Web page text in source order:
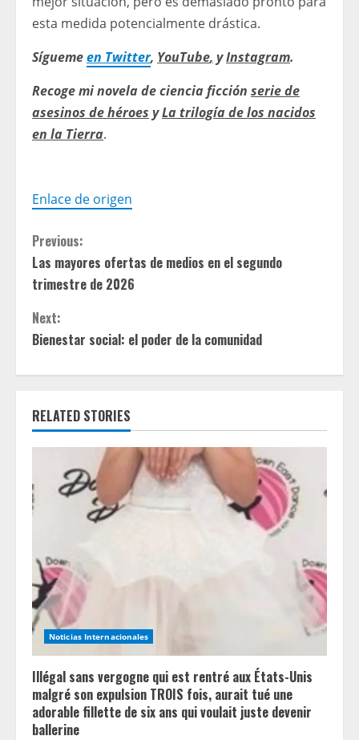
esta medida potencialmente drástica.
Síguemeen Twitter, YouTube, yInstagram.
Recoge mi novela de ciencia ficción serie de
asesinos de héroes yLa trilogía de los nacidos
en la Tierra.
Enlace de origen
C
o
n
t
i
n
u
e
R
e
a
d
i
n
g
Previous:
Las mayores ofertas de medios en el segundo
trimestre de 2026
Next:
Bienestar social: el poder de la comunidad
RELATED STORIES
Noticias Internacionales
Illégal sans vergogne qui est rentré aux États-Unis
malgré son expulsion TROIS fois, aurait tué une
adorable fillette de six ans qui voulait juste devenir
ballerine